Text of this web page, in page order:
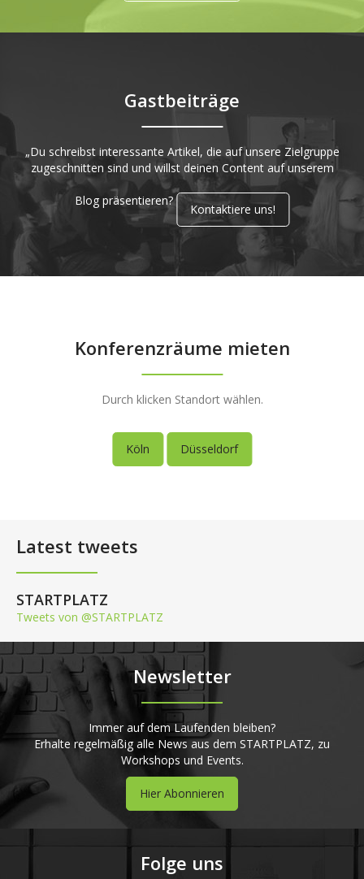
Gastbeiträge
„Du schreibst interessante Artikel, die auf unsere Zielgruppe
zugeschnitten sind und willst deinen Content auf unserem
Blog präsentieren?
Kontaktiere uns!
Konferenzräume mieten
Durch klicken Standort wählen.
Köln Düsseldorf
Latest tweets
STARTPLATZ
Tweets von @STARTPLATZ
Newsletter
Immer auf dem Laufenden bleiben?
Erhalte regelmäßig alle News aus dem STARTPLATZ, zu
Workshops und Events.
Hier Abonnieren
Folge uns